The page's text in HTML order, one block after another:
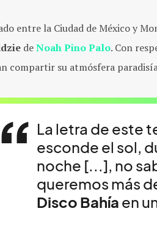
entre la Ciudad de México y
deNoah Pino Palo. Con
compartir su atmósfera
La letra de este
esconde el sol,
noche [...], no
queremos más
Disco Bahía en